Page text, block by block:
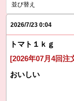
並び替え
2026/7/23 0:04
トマト１ｋｇ
[2026年07月4回注
おいしい